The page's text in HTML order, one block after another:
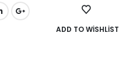
ADD TO WISHLIST